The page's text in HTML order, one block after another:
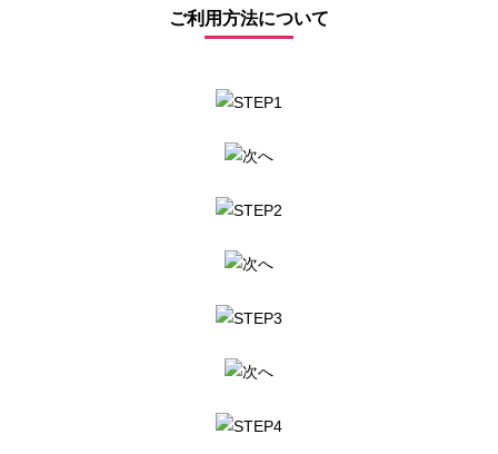
ご利用方法について